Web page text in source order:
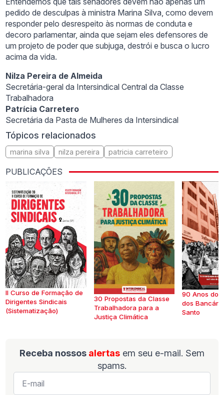
pedido de desculpas à ministra Marina Silva, como devem
responder pelo desrespeito às normas de conduta e
decoro parlamentar, ainda que sejam eles defensores de
um projeto de poder que subjuga, destrói e busca o lucro
acima da vida.
Nilza Pereira de Almeida
Secretária-geral da Intersindical Central da Classe
Trabalhadora
Patrícia Carretero
Secretária da Pasta de Mulheres da Intersindical
Tópicos relacionados
marina silva nilza pereira patricia carreteiro
PUBLICAÇÕES
II Curso de Formação de
Dirigentes Sindicais
(Sistematização)
30 Propostas da Classe
Trabalhadora para a
Justiça Climática
90 Anos do
dos
Santo
Receba nossos alertas em seu e-mail. Sem
spams.
E-
mail